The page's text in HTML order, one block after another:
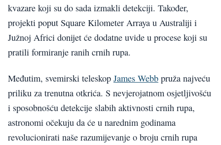
kvazare koji su do sada izmakli detekciji. Također,
projekti poput Square Kilometer Arraya u Australiji i
Južnoj Africi donijet će dodatne uvide u procese koji su
pratili formiranje ranih crnih rupa.
Međutim, svemirski teleskop James Webb pruža najveću
priliku za trenutna otkrića. S nevjerojatnom osjetljivošću
i sposobnošću detekcije slabih aktivnosti crnih rupa,
astronomi očekuju da će u narednim godinama
revolucionirati naše razumijevanje o broju crnih rupa